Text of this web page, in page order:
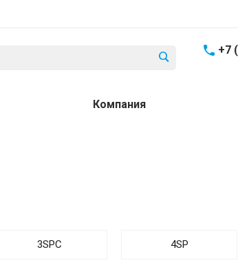
+7
Компания
3SPC 4SP